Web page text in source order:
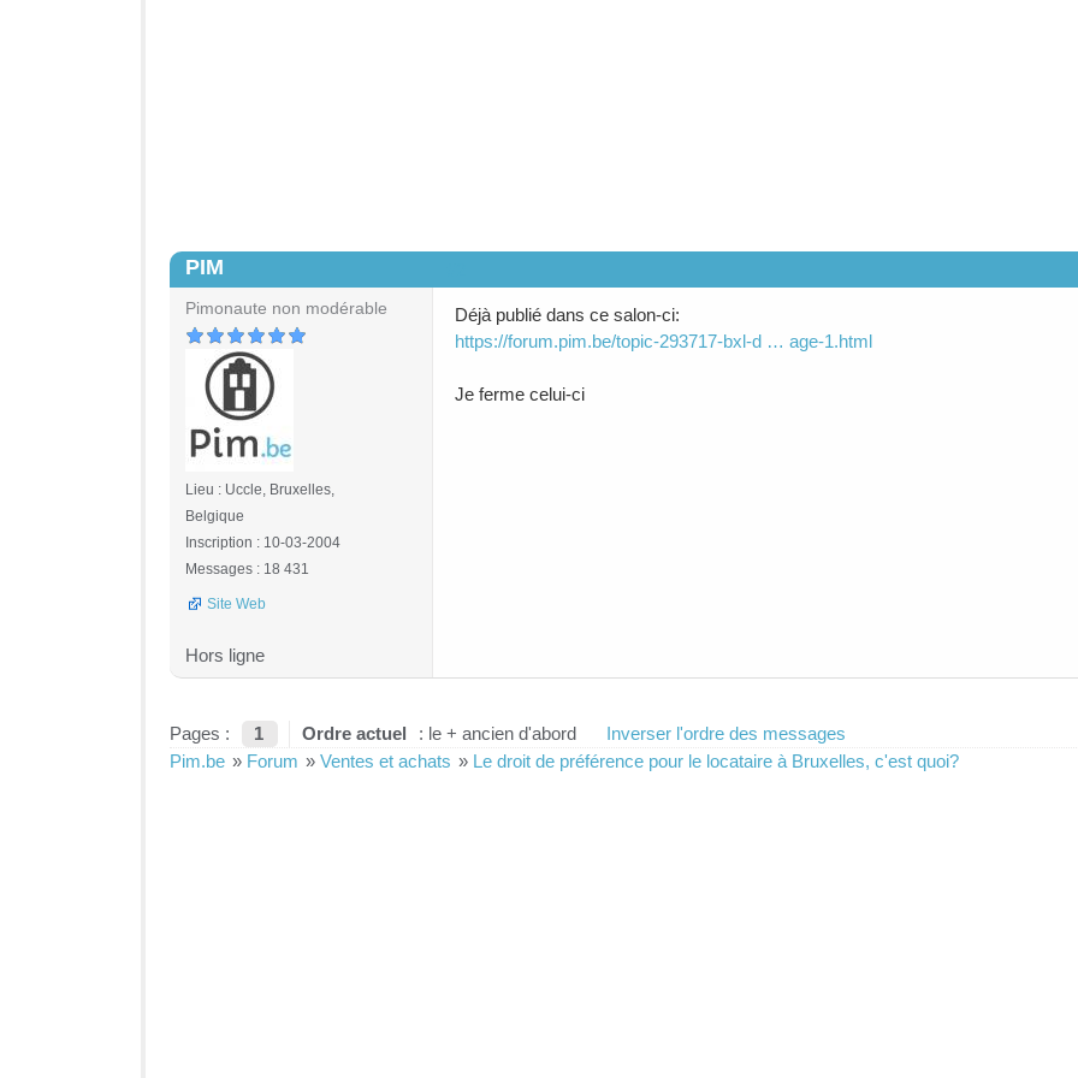
PIM
Pimonaute non modérable
Lieu : Uccle, Bruxelles,
Belgique
Inscription : 10-03-2004
Messages : 18 431
Site Web
Déjà publié dans ce salon-ci:
https://forum.pim.be/topic-293717-bxl-d … age-1.html
Je ferme celui-ci
Hors ligne
Pages : 1 Ordre actuel : le + ancien d'abord Inverser l'ordre des messages
Pim.be » Forum » Ventes et achats » Le droit de préférence pour le locataire à Bruxelles, c'est quoi?